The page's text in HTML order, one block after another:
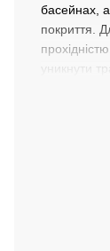
басейнах,
покриття.
уникнути